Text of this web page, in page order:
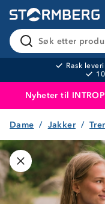
Søk etter
Rask
Nyheter til
Produktet
Dame Jakker